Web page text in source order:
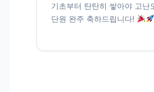
기초부터 탄탄히 쌓아야 고난
단원 완주 축하드립니다!